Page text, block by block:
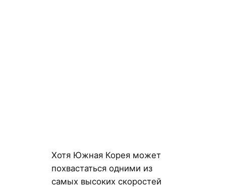
Хотя Южная Корея может
похвастаться одними из
самых высоких скоростей